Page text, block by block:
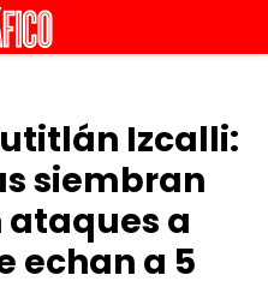
Izcalli:
siembran
ataques a
echan a 5